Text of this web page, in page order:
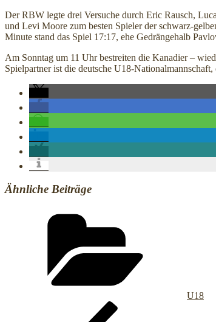
Der RBW legte drei Versuche durch Eric Rausch,
und Levi Moore zum besten Spieler der schwarz-
Minute stand das Spiel 17:17, ehe Gedrängehalb
Am Sonntag um 11 Uhr bestreiten die Kanadier –
Spielpartner ist die deutsche U18-
Ähnliche Beiträge
U18
Beitragsnavigation